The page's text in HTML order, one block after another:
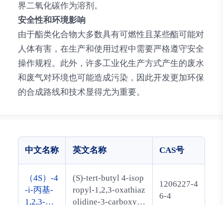
界二氧化碳作为溶剂。
安全性和环境影响
由于酯类化合物大多数具有可燃性且某些酯可能对
人体有害，在生产和使用过程中需要严格遵守安全
操作规程。此外，许多工业化生产方式产生的废水
和废气对环境也可能造成污染，因此开发更加环保
的合成路线和技术显得尤为重要。
中文名称 英文名称 CAS号
（4S）-4
-i-丙基-
1,2,3-氧
(S)-tert-butyl 4-isop
ropyl-1,2,3-oxathiaz
olidine-3-carboxylat
1206227-4
6-4